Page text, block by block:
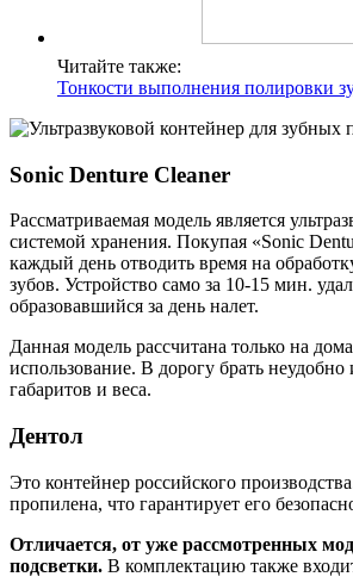
Читайте также:
Тонкости выполнения полировки
Sonic Denture Cleaner
Рассматриваемая модель является
системой хранения. Покупая «Sonic
каждый день отводить время на
зубов. Устройство само за 10-15 мин.
образовавшийся за день налет.
Данная модель рассчитана только на
использование. В дорогу брать неудобно
габаритов и веса.
Дентол
Это контейнер российского
пропилена, что гарантирует его
Отличается, от уже рассмотренных
подсветки. В комплектацию также